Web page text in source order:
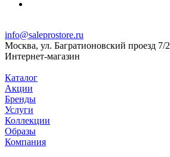
info@saleprostore.ru
Москва, ул. Багратионовский проезд 7/2
Интернет-магазин
Каталог
Акции
Бренды
Услуги
Коллекции
Образы
Компания